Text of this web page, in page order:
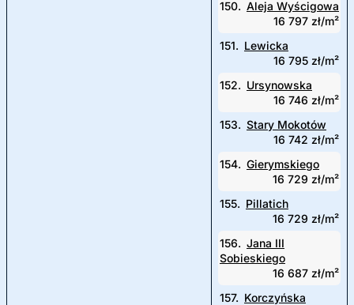
150. Aleja Wyścigowa
16 797 zł/m²
151. Lewicka
16 795 zł/m²
152. Ursynowska
16 746 zł/m²
153. Stary Mokotów
16 742 zł/m²
154. Gierymskiego
16 729 zł/m²
155. Pillatich
16 729 zł/m²
156. Jana III
Sobieskiego
16 687 zł/m²
157. Korczyńska